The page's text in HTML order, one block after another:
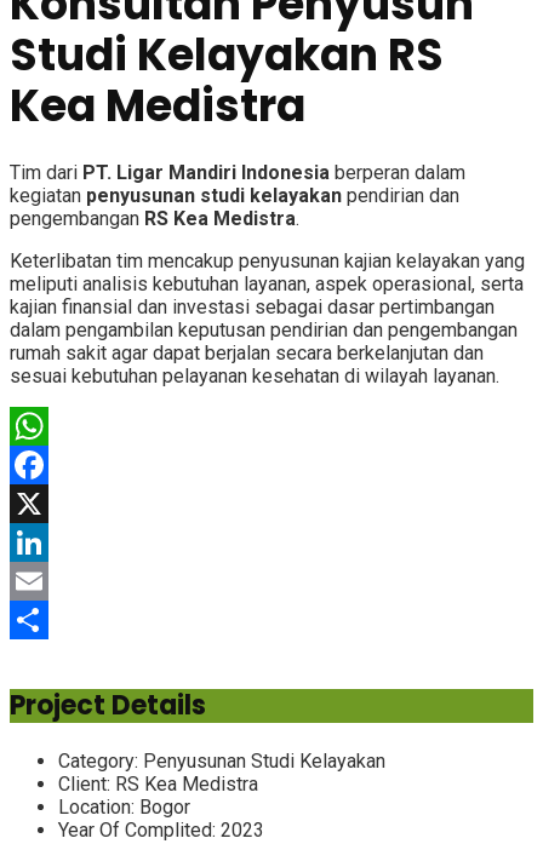
Studi Kelayakan RS
Kea Medistra
Tim dari PT. Ligar Mandiri Indonesia berperan dalam
kegiatan penyusunan studi kelayakan pendirian dan
pengembangan RS Kea Medistra.
Keterlibatan tim mencakup penyusunan kajian kelayakan yang
meliputi analisis kebutuhan layanan, aspek operasional, serta
kajian finansial dan investasi sebagai dasar pertimbangan
dalam pengambilan keputusan pendirian dan pengembangan
rumah sakit agar dapat berjalan secara berkelanjutan dan
sesuai kebutuhan pelayanan kesehatan di wilayah layanan.
WhatsApp
Facebook
X
LinkedIn
Email
Project Details
Category: Penyusunan Studi Kelayakan
Client: RS Kea Medistra
Location: Bogor
Year Of Complited: 2023